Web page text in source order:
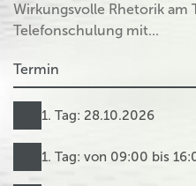
Wirkungsvolle Rhetorik am
Telefonschulung mit...
Termin
1. Tag: 28.10.2026
1. Tag: von 09:00 bis